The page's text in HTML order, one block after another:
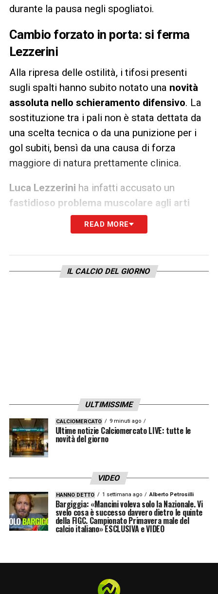
durante la pausa negli spogliatoi.
Cambio forzato in porta: si ferma
Lezzerini
Alla ripresa delle ostilità, i tifosi presenti
sugli spalti hanno subito notato una novità
assoluta nello schieramento difensivo. La
sostituzione tra i pali non è stata dettata da
una scelta tecnica o da una punizione per i
gol subiti, bensì da una causa di forza
maggiore di natura prettamente clinica.
Luca Lezzerini ha infatti accusato un
fastidioso problema muscolare agli arti
inferiori durante i primi quarantacinque
minuti di gioco. Il dolore si è acutizzato a
un rapido consulto, ha decretato
l’impossibilità di proseguire il match per
l’uomo di maggiore spessore internazionale.
È scoccata così, in netto anticipo, l’ora di
David De Gea.
Il fuoriclasse iberico, inizialmente destinato
a una partita di riposo,è stato costretto a
effettuare un riscaldamento lampo per
infilare i guantoni e posizionarsi sulla linea
di porta all’inizio del secondo tempo. A lui è
affidato ora l’arduo compito di blindare la
arretrato in palese affanno e guidare i
compagni nel difficile tentativo di compiere
READ MORE
IL CALCIO DEL GIORNO
ULTIMISSIME
CALCIOMERCATO 9 minuti ago
Ultime notizie Calciomercato LIVE: tutte le
novità del giorno
VIDEO
HANNO DETTO 1 settimana ago Alberto Petrosilli
Bargiggia: «Mancini voleva solo la Nazionale. Vi
svelo cosa è successo davvero dietro le quinte
della FIGC. Campionato Primavera male del
calcio italiano» ESCLUSIVA e VIDEO